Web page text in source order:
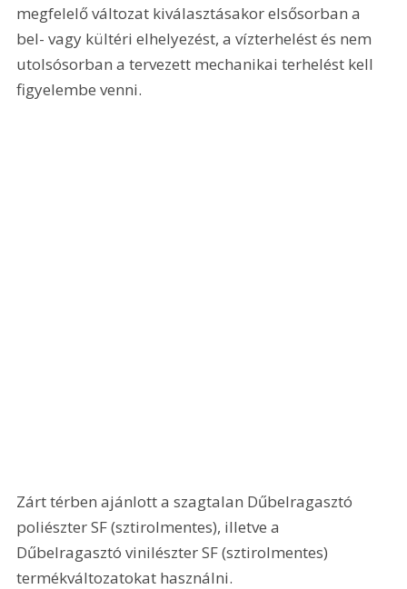
megfelelő változat kiválasztásakor elsősorban a
bel- vagy kültéri elhelyezést, a vízterhelést és nem
utolsósorban a tervezett mechanikai terhelést kell
figyelembe venni.
Zárt térben ajánlott a szagtalan Dűbelragasztó
poliészter SF (sztirolmentes), illetve a
Dűbelragasztó vinilészter SF (sztirolmentes)
termékváltozatokat használni.